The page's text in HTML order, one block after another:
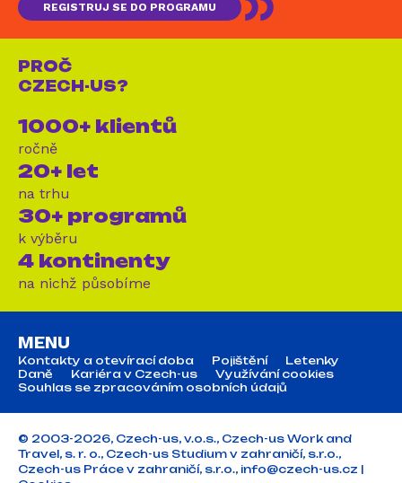
REGISTRUJ SE DO PROGRAMU
PROČ
CZECH-US?
1000+ klientů
ročně
20+ let
na trhu
30+ programů
k výběru
4 kontinenty
na nichž působíme
MENU
Kontakty a otevírací doba Pojištění
Letenky
Daně
Kariéra v Czech-us
Využívání cookies
Souhlas se zpracováním osobních údajů
© 2003-2026, Czech-us, v.o.s., Czech-us Work and
Travel, s. r. o., Czech-us Studium v zahraničí, s.r.o.,
Czech-us Práce v zahraničí, s.r.o., info@czech-us.cz |